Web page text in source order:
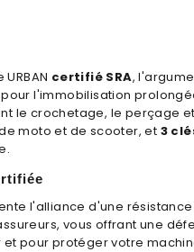
certifié SRA,
l'immobilisation
le crochetage, le perçage
moto et de scooter, et 3
l'alliance d'une
vous offrant une
pour protéger votre